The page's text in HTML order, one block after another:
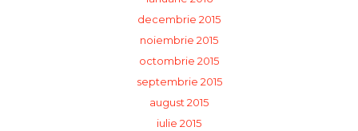
decembrie 2015
noiembrie 2015
octombrie 2015
septembrie 2015
august 2015
iulie 2015